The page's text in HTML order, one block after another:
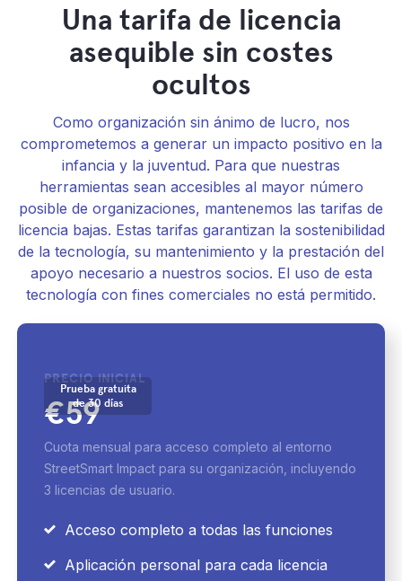
Una tarifa de licencia
asequible sin costes
ocultos
Como organización sin ánimo de lucro, nos
comprometemos a generar un impacto positivo en la
infancia y la juventud. Para que nuestras
herramientas sean accesibles al mayor número
posible de organizaciones, mantenemos las tarifas de
licencia bajas. Estas tarifas garantizan la sostenibilidad
de la tecnología, su mantenimiento y la prestación del
apoyo necesario a nuestros socios. El uso de esta
tecnología con fines comerciales no está permitido.
Prueba gratuita
de 30 días
PRECIO INICIAL
€59
Cuota mensual para acceso completo al entorno
StreetSmart Impact para su organización, incluyendo
3 licencias de usuario.
 Acceso completo a todas las funciones
 Aplicación personal para cada licencia